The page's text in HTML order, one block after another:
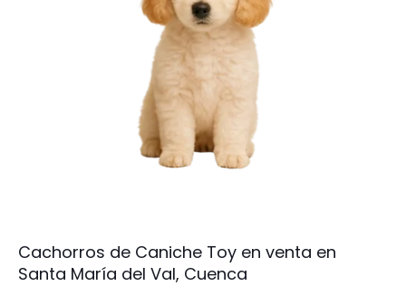
Cachorros de Caniche Toy en venta en
Santa María del Val, Cuenca